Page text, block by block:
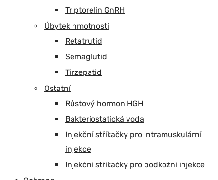
Triptorelin GnRH
Úbytek hmotnosti
Retatrutid
Semaglutid
Tirzepatid
Ostatní
Růstový hormon HGH
Bakteriostatická voda
Injekční stříkačky pro intramuskulární
injekce
Injekční stříkačky pro podkožní injekce